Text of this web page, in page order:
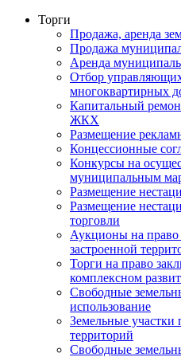
Торги
Продажа, аренда
Продажа
Аренда
Отбор
многоквартирных
Капитальный
ЖКХ
Размещение
Концессионные
Конкурсы на
муниципальным
Размещение
Размещение
торговли
Аукционы на право
застроенной
Торги на право
комплексном
Свободные
использование
Земельные участки
территорий
Свободные